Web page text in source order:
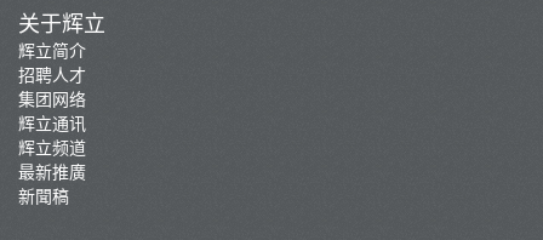
关于辉立
辉立简介
招聘人才
集团网络
辉立通讯
辉立频道
最新推廣
新聞稿